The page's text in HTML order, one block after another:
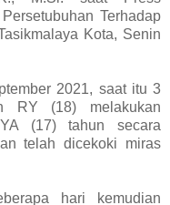
Terhadap
Kota, Senin
2021, saat itu 3
(18) melakukan
(17) tahun secara
telah dicekoki miras
hari kemudian